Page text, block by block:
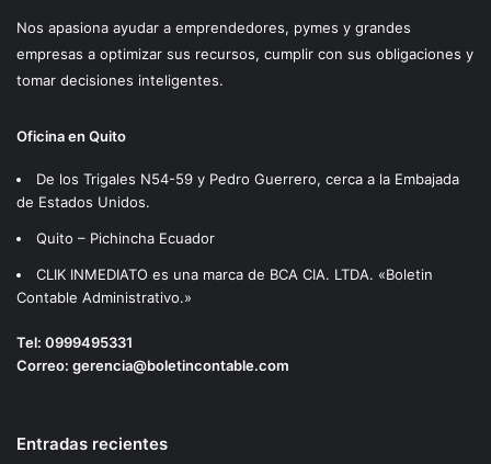
Nos apasiona ayudar a emprendedores, pymes y grandes
empresas a optimizar sus recursos, cumplir con sus obligaciones y
tomar decisiones inteligentes.
Oficina en Quito
De los Trigales N54-59 y Pedro Guerrero, cerca a la Embajada
de Estados Unidos.
Quito – Pichincha Ecuador
CLIK INMEDIATO es una marca de BCA CIA. LTDA. «Boletin
Contable Administrativo.»
Tel: 0999495331
Correo: gerencia@boletincontable.com
Entradas recientes